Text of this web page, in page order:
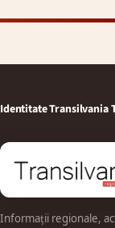
Identitate Transilvania
Informații regionale,